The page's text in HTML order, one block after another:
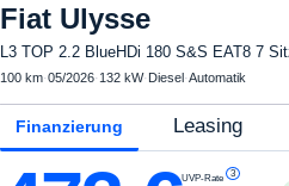
Fiat Ulysse
L3 TOP 2.2 BlueHDi 180 S&S EAT8 7
100 km·05/2026· 132 kW· Diesel·Automatik
Finanzierung Leasing
UVP-Rate 3